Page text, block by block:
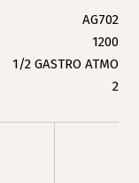
AG702
1200
1/2 GASTRO ATMO
2